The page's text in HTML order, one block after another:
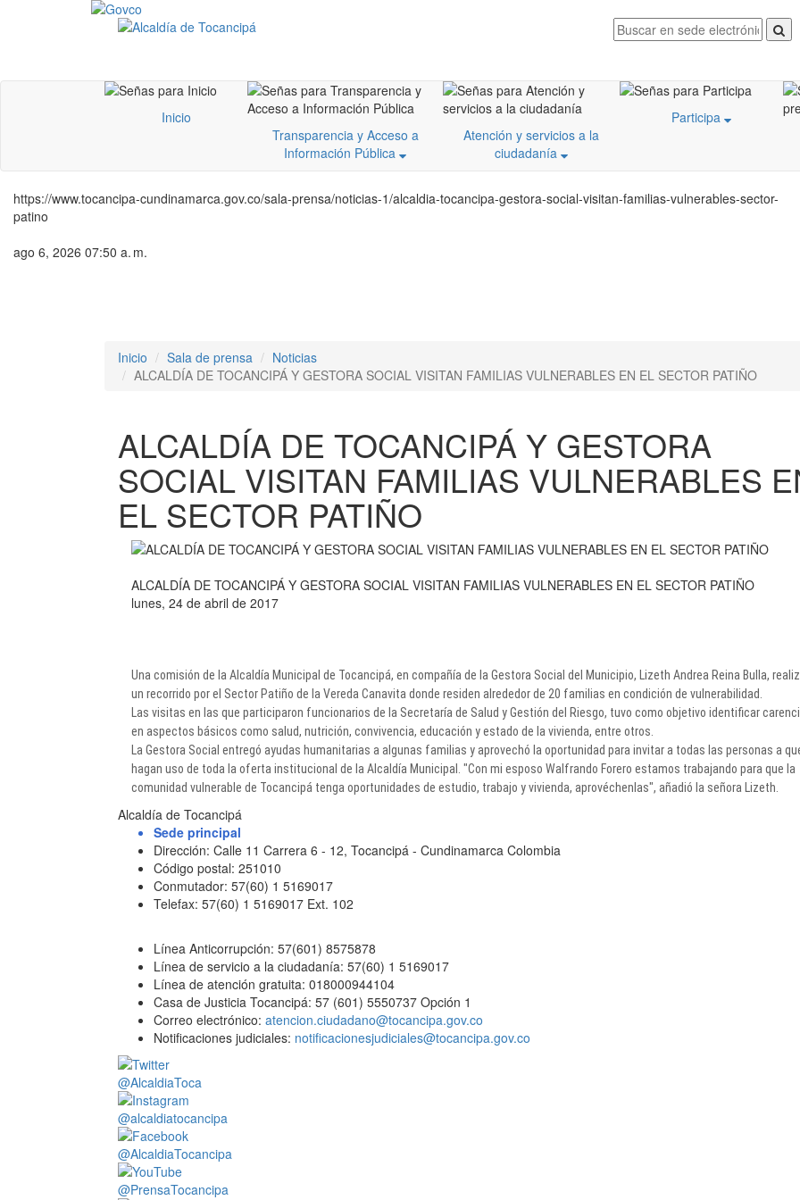
Inicio
Transparencia y Acceso a
Información Pública
Atención y servicios a la
ciudadanía
Participa
https://www.tocancipa-cundinamarca.gov.co/sala-prensa/noticias-1/alcaldia-tocancipa-gestora-social-visitan-familias-vulnerables-sector-
patino
ago 6, 2026 07:50 a. m.
Inicio
Sala de prensa
Noticias
ALCALDÍA DE TOCANCIPÁ Y GESTORA SOCIAL VISITAN FAMILIAS VULNERABLES EN EL SECTOR PATIÑO
ALCALDÍA DE TOCANCIPÁ Y GESTORA
SOCIAL VISITAN FAMILIAS VULNERABLES
EL SECTOR PATIÑO
ALCALDÍA DE TOCANCIPÁ Y GESTORA SOCIAL VISITAN FAMILIAS VULNERABLES EN EL SECTOR PATIÑO
lunes, 24 de abril de 2017
​Una comisión de la Alcaldía Municipal de Tocancipá, en compañía de la Gestora Social del Municipio, Lizeth Andrea Reina Bulla,
un recorrido por el Sector Patiño de la Vereda Canavita donde residen alrededor de 20 familias en condición de vulnerabilidad.
Las visitas en las que participaron funcionarios de la Secretaría de Salud y Gestión del Riesgo, tuvo como objetivo identificar
en aspectos básicos como salud, nutrición, convivencia, educación y estado de la vivienda, entre otros.
La Gestora Social entregó ayudas humanitarias a algunas familias y aprovechó la oportunidad para invitar a todas las personas a
hagan uso de toda la oferta institucional de la Alcaldía Municipal. "Con mi esposo Walfrando Forero estamos trabajando para que la
comunidad vulnerable de Tocancipá tenga oportunidades de estudio, trabajo y vivienda, aprovéchenlas", añadió la señora Lizeth.​​
Alcaldía de Tocancipá
Sede principal
Dirección: Calle 11 Carrera 6 - 12, Tocancipá - Cundinamarca Colombia
Código postal: 251010
Conmutador: 57(60) 1 5169017
Telefax: 57(60) 1 5169017 Ext. 102
Línea Anticorrupción: 57(601) 8575878
Línea de servicio a la ciudadanía: 57(60) 1 5169017
Línea de atención gratuita: 018000944104
Casa de Justicia Tocancipá: 57 (601) 5550737 Opción 1
Correo electrónico: atencion.ciudadano@tocancipa.gov.co
Notificaciones judiciales: notificacionesjudiciales@tocancipa.gov.co
@AlcaldiaToca
@alcaldiatocancipa
@AlcaldiaTocancipa
@PrensaTocancipa